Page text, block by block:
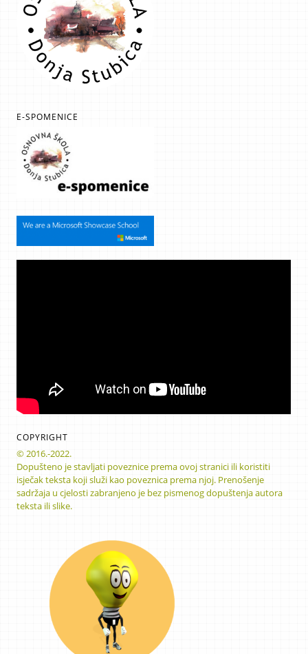
E-SPOMENICE
COPYRIGHT
© 2016.-2022.
Dopušteno je stavljati poveznice prema ovoj stranici ili koristiti
isječak teksta koji služi kao poveznica prema njoj. Prenošenje
sadržaja u cjelosti zabranjeno je bez pismenog dopuštenja autora
teksta ili slike.